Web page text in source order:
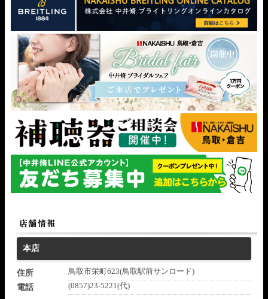
本店
住所
鳥取市栄町623(鳥取駅前サンロード)
電話
(0857)23-5221(代)